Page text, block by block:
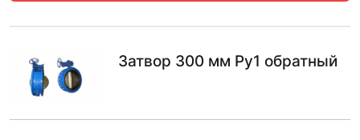
Затвор 300 мм Ру1 обратный